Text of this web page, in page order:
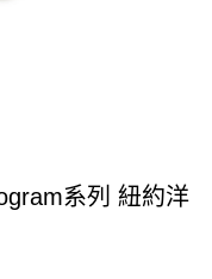
系列 紐約洋